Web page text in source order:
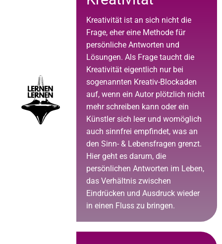
Kreativität ist an sich nicht die
Frage, eher eine Methode für
persönliche Antworten und
Lösungen. Als Frage taucht die
Kreativität eigentlich nur bei
sogenannten Kreativ-Blockaden
auf, wenn ein Autor plötzlich nicht
mehr schreiben kann oder ein
Künstler sich leer und womöglich
auch sinnfrei empfindet, was an
den Sinn- & Lebensfragen grenzt.
Hier geht es darum, die
persönlichen Antworten im Leben,
das Verhältnis zwischen
Eindrücken und Ausdruck wieder
in einen Fluss zu bringen.